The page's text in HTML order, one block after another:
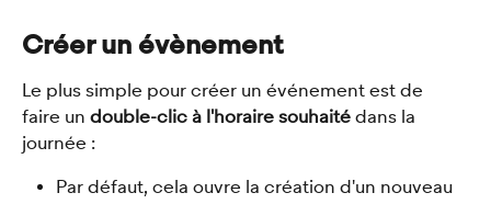
Créer un évènement
Le plus simple pour créer un événement est de
faire un double-clic à l'horaire souhaité dans la
journée :
Par défaut, cela ouvre la création d'un nouveau